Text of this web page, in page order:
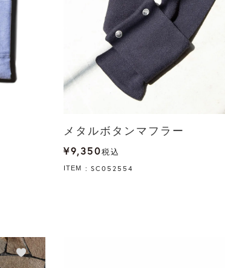
メタルボタンマフラー
¥9,350税込
ITEM SC052554